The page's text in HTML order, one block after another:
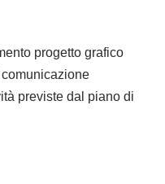
progetto grafico
previste dal piano di